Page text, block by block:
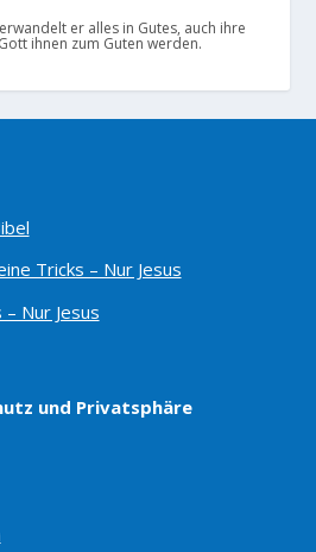
er alles in Gutes, auch ihre
ihnen zum Guten werden.
Tricks – Nur Jesus
Nur Jesus
und Privatsphäre